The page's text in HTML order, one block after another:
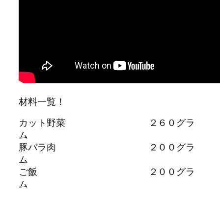
材料一覧！
カット野菜 ２６０グラ
ム
豚バラ肉 ２００グラ
ム
ご飯 ２００グラ
ム